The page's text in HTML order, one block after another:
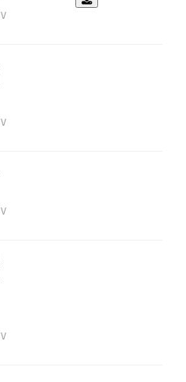
V
V
V
V